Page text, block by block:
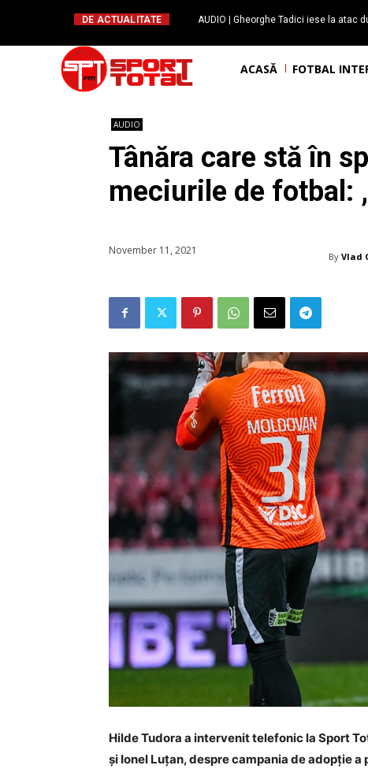
DE ACTUALITATE
AUDIO | Îl cunoaștem pe Alex Crișan,
ACASĂ FOTBAL
AUDIO
Tânăra care stă în
meciurile de fotbal:
November 11, 2021 By Vlad
Hilde Tudora a intervenit telefonic la Sport
și Ionel Luțan, despre campania de adopție